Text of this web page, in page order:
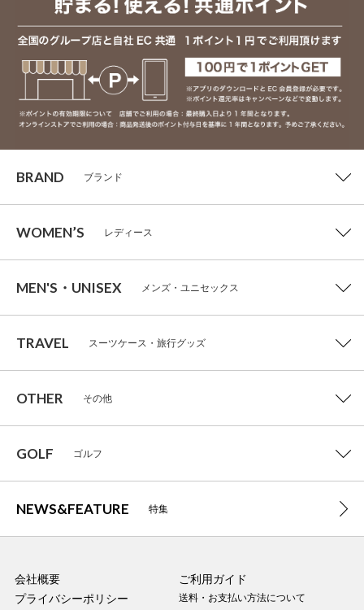
BRAND ブランド
WOMEN’S レディース
MEN'S・UNISEX メンズ・ユニセックス
TRAVEL スーツケース・旅行グッズ
OTHER その他
GOLF ゴルフ
NEWS&FEATURE 特集
会社概要
プライバシーポリシー
ご利用ガイド
送料・お支払い方法について